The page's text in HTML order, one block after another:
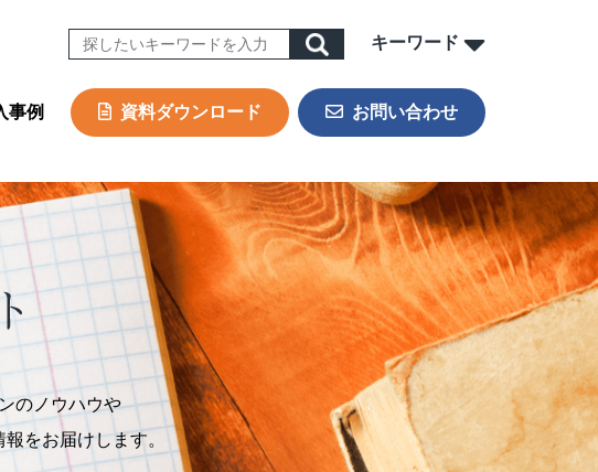
キーワード
事例 資料ダウンロード お問い合わせ
Design & Outsourcing
コーポレート機能BPOサービス
営業事務支援サービス
採用代行（RPO）
人材派遣
社内ヘルプデスク
RPAサービス
AIテキスト分類
のノウハウや
をお届けします。